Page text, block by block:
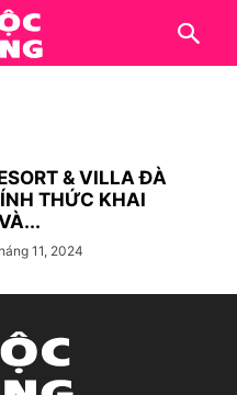
& VILLA ĐÀ
THỨC KHAI
11, 2024